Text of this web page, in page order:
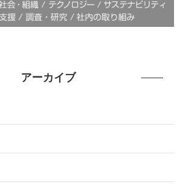
アーカイブ